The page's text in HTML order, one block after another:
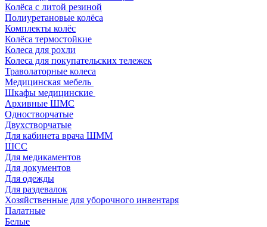
Колёса с литой резиной
Полиуретановые колёса
Комплекты колёс
Колёса термостойкие
Колеса для рохли
Колеса для покупательских тележек
Траволаторные колеса
Медицинская мебель
Шкафы медицинские
Архивные ШМС
Одностворчатые
Двухстворчатые
Для кабинета врача ШММ
ШСС
Для медикаментов
Для документов
Для одежды
Для раздевалок
Хозяйственные для уборочного инвентаря
Палатные
Белые